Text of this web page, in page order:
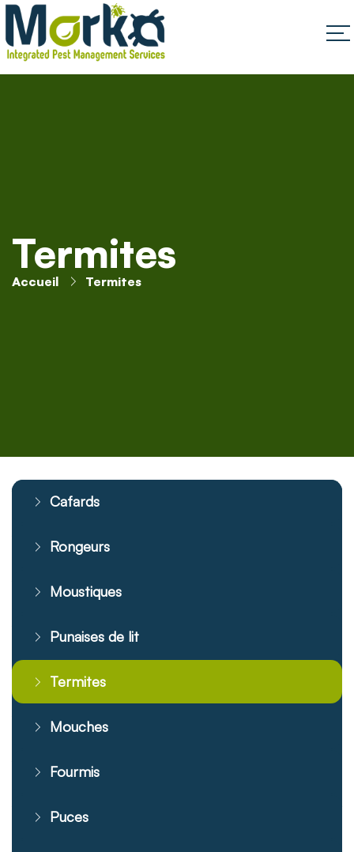
Termites
Accueil Termites
Cafards
Rongeurs
Moustiques
Punaises de lit
Termites
Mouches
Fourmis
Puces